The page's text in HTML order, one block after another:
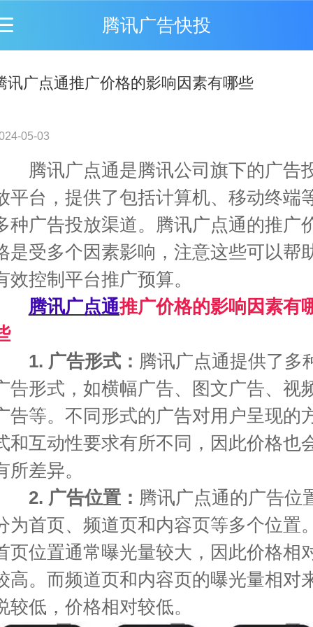
腾讯广告快投
讯广点通推广价格的影响因素有哪些
05-03
腾讯广点通是腾讯公司旗下的广告
平台，提供了包括计算机、移动终端
种广告投放渠道。腾讯广点通的推广
是受多个因素影响，注意这些可以帮
效控制平台推广预算。
腾讯广点通推广价格的影响因素有
1. 广告形式： 腾讯广点通提供了多
告形式，如横幅广告、图文广告、视
告等。不同形式的广告对用户呈现的
和互动性要求有所不同，因此价格也
所差异。
2. 广告位置： 腾讯广点通的广告位
为首页、频道页和内容页等多个位置。
页位置通常曝光量较大，因此价格相
高。而频道页和内容页的曝光量相对
较低，价格相对较低。